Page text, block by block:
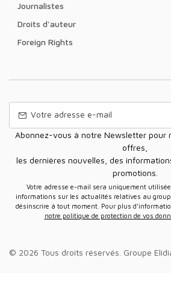
Journalistes
Droits d'auteur
Foreign Rights
Abonnez-vous à notre Newsletter pour recevoir nos nouvelles
offres,
les dernières nouvelles, des
promotions.
Votre adresse e-mail sera uniquement utilisée pour vous envoyer des
informations sur les actualités relatives au
désinscrire à tout moment. Pour plus
notre politique de protection de vos
© 2026 Tous droits réservés. Groupe